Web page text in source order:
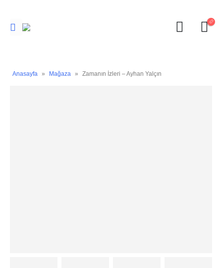
Anasayfa » Mağaza » Zamanın İzleri – Ayhan Yalçın